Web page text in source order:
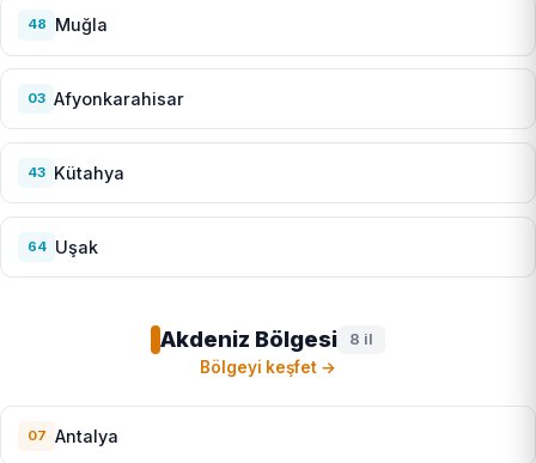
48 Muğla
03 Afyonkarahisar
43 Kütahya
64 Uşak
Akdeniz Bölgesi 8 il
Bölgeyi keşfet →
07 Antalya